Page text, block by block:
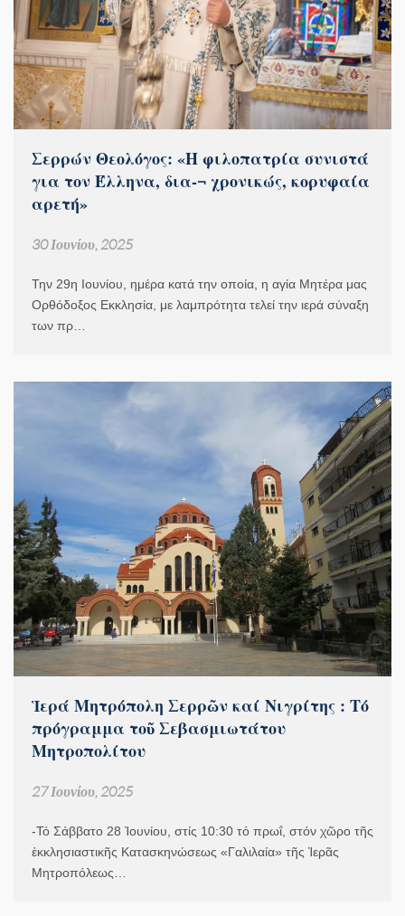
Σερρών Θεολόγος: «Η φιλοπατρία συνιστά
για τον Έλληνα, δια-¬ χρονικώς, κορυφαία
αρετή»
30 Ιουνίου, 2025
Την 29η Ιουνίου, ημέρα κατά την οποία, η αγία Μητέρα μας
Ορθόδοξος Εκκλησία, με λαμπρότητα τελεί την ιερά σύναξη
των πρ…
Ἱερά Μητρόπολη Σερρῶν καί Νιγρίτης : Τό
πρόγραμμα τοῦ Σεβασμιωτάτου
Μητροπολίτου
27 Ιουνίου, 2025
-Τό Σάββατο 28 Ἰουνίου, στίς 10:30 τό πρωΐ, στόν χῶρο τῆς
ἐκκλησιαστικῆς Κατασκηνώσεως «Γαλιλαία» τῆς Ἱερᾶς
Μητροπόλεως…